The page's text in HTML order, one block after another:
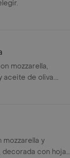
mozzarella,
aceite de oliva.
mozzarella y
decorada con hojas